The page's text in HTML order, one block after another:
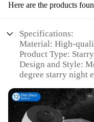
Here are the products
Specifications:
Material: High-
Product Type:
Design and Style:
degree starry night
celestial ambiance
Typical Adaptive
living rooms, or